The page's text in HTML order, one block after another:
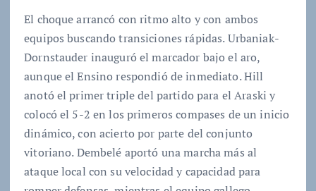
El choque arrancó con ritmo alto y con ambos
equipos buscando transiciones rápidas. Urbaniak-
Dornstauder inauguró el marcador bajo el aro,
aunque el Ensino respondió de inmediato. Hill
anotó el primer triple del partido para el Araski y
colocó el 5-2 en los primeros compases de un inicio
dinámico, con acierto por parte del conjunto
vitoriano. Dembelé aportó una marcha más al
ataque local con su velocidad y capacidad para